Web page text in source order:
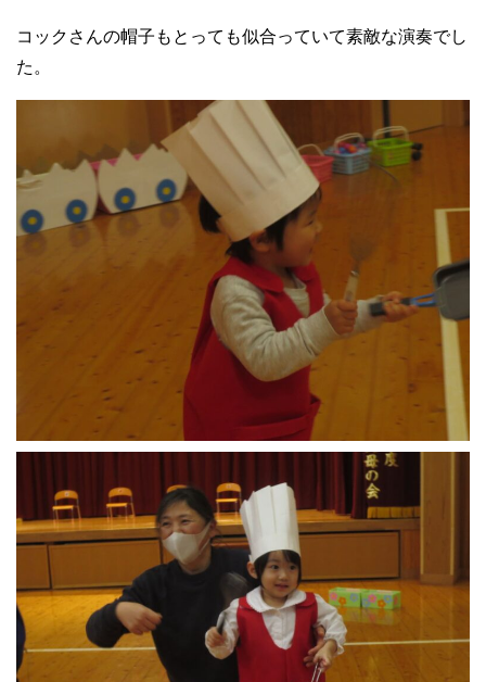
コックさんの帽子もとっても似合っていて素敵な演奏でし
た。